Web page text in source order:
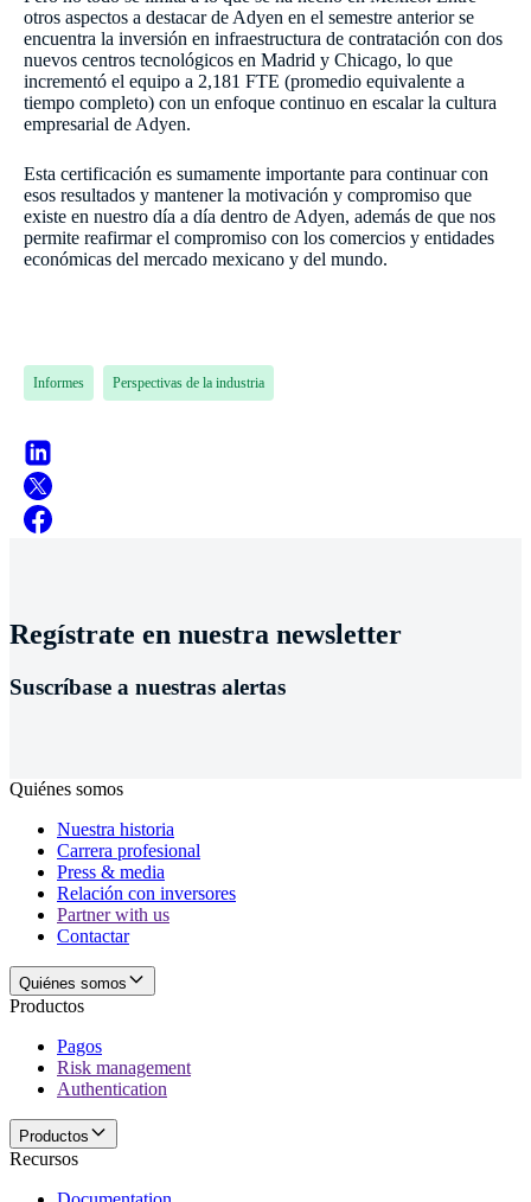
otros aspectos a destacar de Adyen en el semestre anterior se
encuentra la inversión en infraestructura de contratación con dos
nuevos centros tecnológicos en Madrid y Chicago, lo que
incrementó el equipo a 2,181 FTE (promedio equivalente a
tiempo completo) con un enfoque continuo en escalar la cultura
empresarial de Adyen.
Esta certificación es sumamente importante para continuar con
esos resultados y mantener la motivación y compromiso que
existe en nuestro día a día dentro de Adyen, además de que nos
permite reafirmar el compromiso con los comercios y entidades
económicas del mercado mexicano y del mundo.
Informes Perspectivas de la industria
Regístrate en nuestra newsletter
Suscríbase a nuestras alertas
Quiénes somos
Nuestra historia
Carrera profesional
Press & media
Relación con inversores
Partner with us
Contactar
Quiénes somos
Productos
Pagos
Risk management
Authentication
Productos
Recursos